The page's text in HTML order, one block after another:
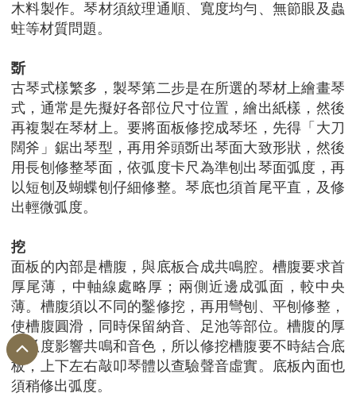
木料製作。琴材須紋理通順、寬度均勻、無節眼及蟲
蛀等材質問題。
斲
古琴式樣繁多，製琴第二步是在所選的琴材上繪畫琴
式，通常是先擬好各部位尺寸位置，繪出紙樣，然後
再複製在琴材上。要將面板修挖成琴坯，先得「大刀
闊斧」鋸出琴型，再用斧頭斲出琴面大致形狀，然後
用長刨修整琴面，依弧度卡尺為準刨出琴面弧度，再
以短刨及蝴蝶刨仔細修整。琴底也須首尾平直，及修
出輕微弧度。
挖
面板的內部是槽腹，與底板合成共鳴腔。槽腹要求首
厚尾薄，中軸線處略厚；兩側近邊成弧面，較中央
薄。槽腹須以不同的鑿修挖，再用彎刨、平刨修整，
使槽腹圓滑，同時保留納音、足池等部位。槽腹的厚
薄弧度影響共鳴和音色，所以修挖槽腹要不時結合底
板，上下左右敲叩琴體以查驗聲音虛實。底板內面也
須稍修出弧度。